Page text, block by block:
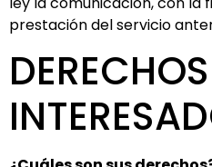
prestación del servicio